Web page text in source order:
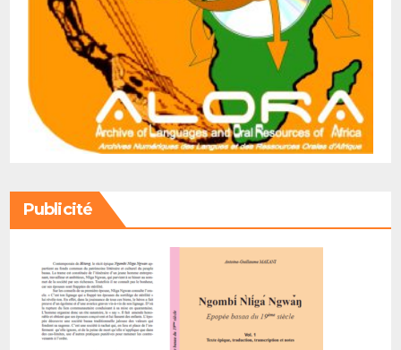
Publicité